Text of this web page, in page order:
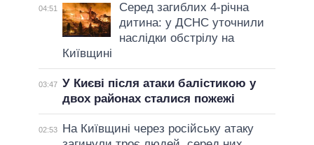
04:51
Серед загиблих 4-річна
дитина: у ДСНС уточнили
наслідки обстрілу на
Київщині
03:47 У Києві після атаки балістикою у
двох районах сталися пожежі
02:53
На Київщині через російську атаку